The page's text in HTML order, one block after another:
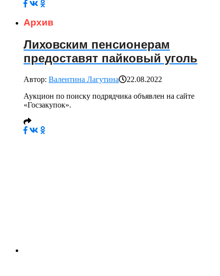
Архив
Лиховским пенсионерам
предоставят пайковый уголь
Автор: Валентина Лагутина
22.08.2022
Аукцион по поиску подрядчика объявлен на сайте
«Госзакупок».